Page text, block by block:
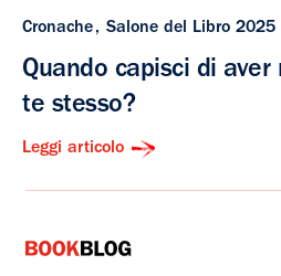
Cronache Salone del Libro 2025
Quando capisci di
te stesso?
Leggi articolo